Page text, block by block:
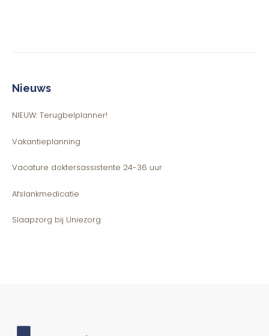
Nieuws
NIEUW: Terugbelplanner!
Vakantieplanning
Vacature doktersassistente 24-36 uur
Afslankmedicatie
Slaapzorg bij Uniezorg